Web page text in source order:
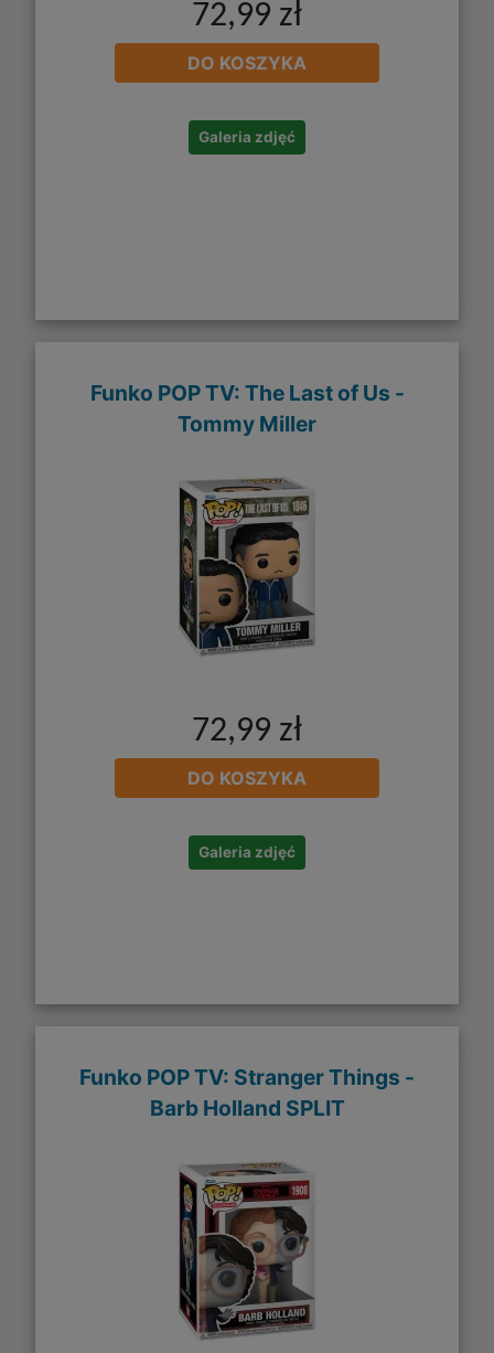
72,99 zł
DO KOSZYKA
Galeria zdjęć
Funko POP TV: The Last of Us -
Tommy Miller
72,99 zł
DO KOSZYKA
Galeria zdjęć
Funko POP TV: Stranger Things -
Barb Holland SPLIT